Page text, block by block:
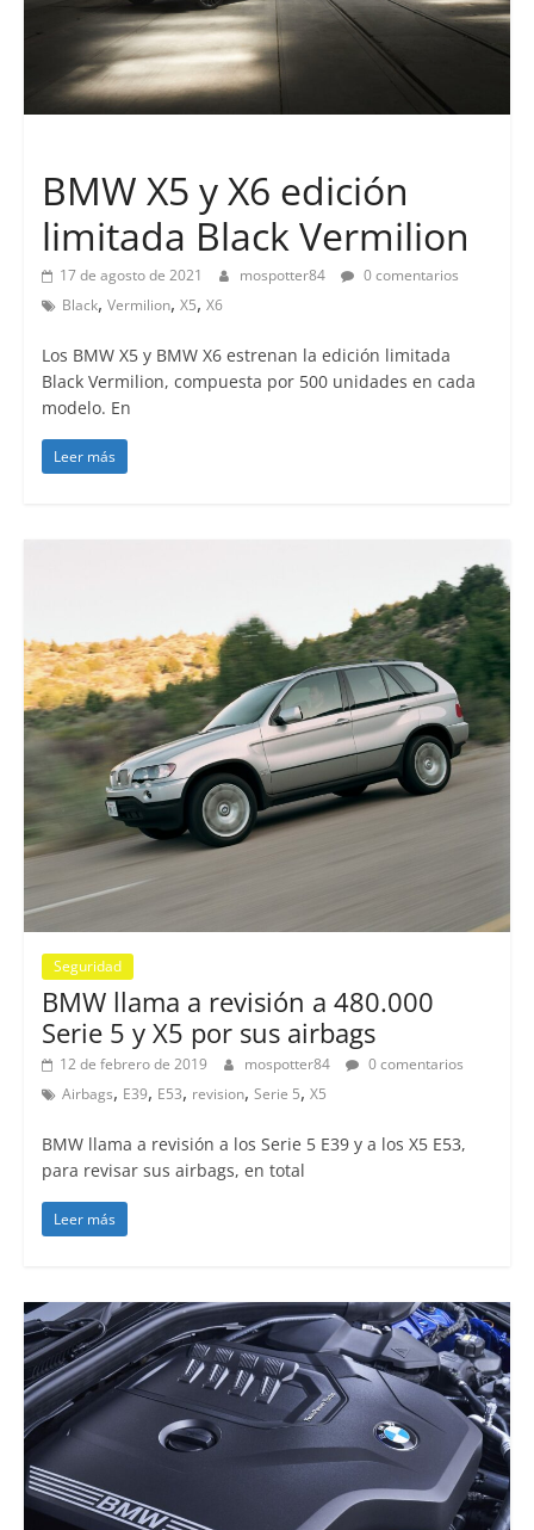
BMW X5 y X6 edición
limitada Black Vermilion
17 de agosto de 2021 mospotter84
0 comentarios
Black, Vermilion, X5, X6
Los BMW X5 y BMW X6 estrenan la edición limitada
Black Vermilion, compuesta por 500 unidades en cada
modelo. En
Leer más
Seguridad
BMW llama a revisión a 480.000
Serie 5 y X5 por sus airbags
12 de febrero de 2019 mospotter84
0 comentarios
Airbags, E39, E53, revision, Serie 5, X5
BMW llama a revisión a los Serie 5 E39 y a los X5 E53,
para revisar sus airbags, en total
Leer más